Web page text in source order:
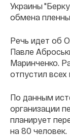
Украины
обмена
Речь идет об
Павле
Маринченко.
отпустил всех
По данным
организации
планирует
на 80 человек.